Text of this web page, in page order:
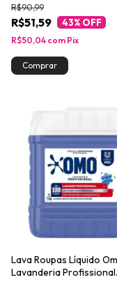
R$51,59
R$90,99
43% OFF
R$50,04 com Pix
Lava Roupas Líquido
Lavanderia Profissional